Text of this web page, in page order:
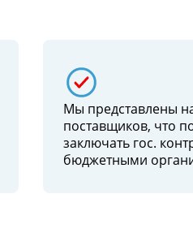
Мы представлены
поставщиков, что
заключать гос.
бюджетными